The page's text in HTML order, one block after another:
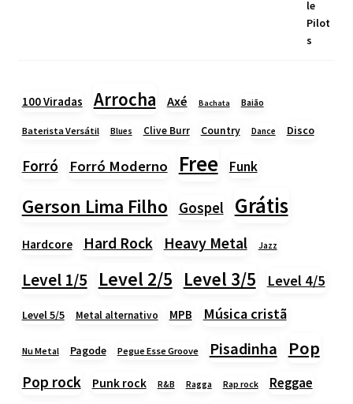
100 Viradas Arrocha Axé Bachata Baião
Baterista Versátil Blues Clive Burr Country Dance Disco
Forró Forró Moderno Free Funk
Gerson Lima Filho Gospel Grátis
Hardcore Hard Rock Heavy Metal Jazz
Level 1/5 Level 2/5 Level 3/5 Level 4/5
Level 5/5 Metal alternativo MPB Música cristã
Nu Metal Pagode Pegue Esse Groove Pisadinha Pop
Pop rock Punk rock R&B Ragga Rap rock Reggae